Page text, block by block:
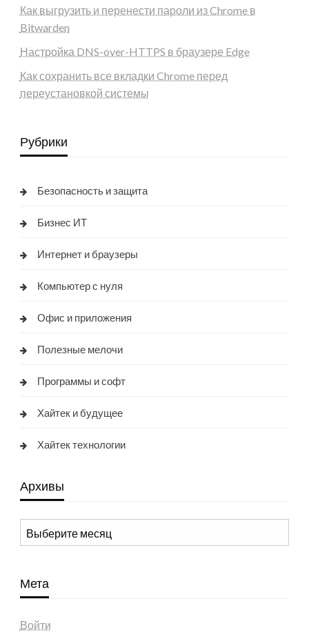
Как выгрузить и перенести пароли из Chrome в
Bitwarden
Настройка DNS-over-HTTPS в браузере Edge
Как сохранить все вкладки Chrome перед
переустановкой системы
Рубрики
Безопасность и защита
Бизнес ИТ
Интернет и браузеры
Компьютер с нуля
Офис и приложения
Полезные мелочи
Программы и софт
Хайтек и будущее
Хайтек технологии
Архивы
Архивы
Мета
Войти